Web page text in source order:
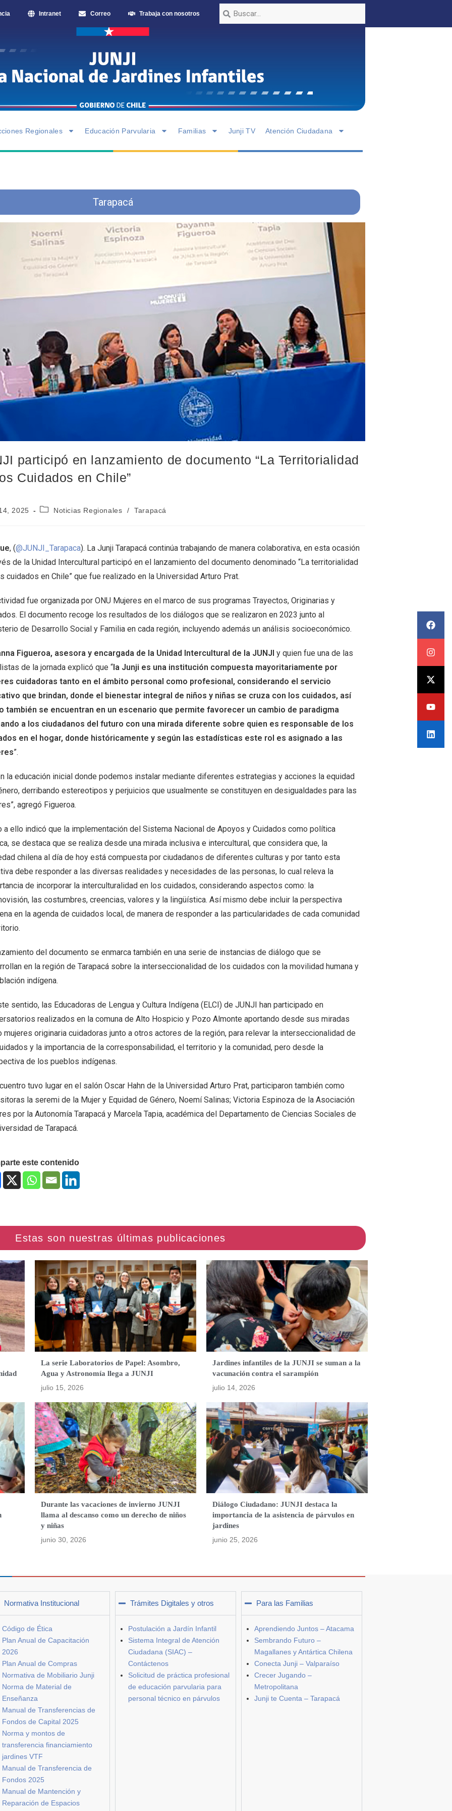
Intranet Correo Trabaja con nosotros
Regionales Educación Parvularia Familias Junji TV Atención Ciudadana
Tarapacá
participó en lanzamiento de documento “La Territorialidad
Cuidados en Chile”
2025 Noticias Regionales / Tarapacá
, (@JUNJI_Tarapaca). La Junji Tarapacá continúa trabajando de manera colaborativa, en esta ocasión
de la Unidad Intercultural participó en el lanzamiento del documento denominado “La territorialidad
cuidados en Chile” que fue realizado en la Universidad Arturo Prat.
fue organizada por ONU Mujeres en el marco de sus programas Trayectos, Originarias y
El documento recoge los resultados de los diálogos que se realizaron en 2023 junto al
de Desarrollo Social y Familia en cada región, incluyendo además un análisis socioeconómico.
Figueroa, asesora y encargada de la Unidad Intercultural de la JUNJI y quien fue una de las
de la jornada explicó que “ la Junji es una institución compuesta mayoritariamente por
cuidadoras tanto en el ámbito personal como profesional, considerando el servicio
que brindan, donde el bienestar integral de niños y niñas se cruza con los cuidados, así
también se encuentran en un escenario que permite favorecer un cambio de paradigma
a los ciudadanos del futuro con una mirada diferente sobre quien es responsable de los
en el hogar, donde históricamente y según las estadísticas este rol es asignado a las
”.
la educación inicial donde podemos instalar mediante diferentes estrategias y acciones la equidad
derribando estereotipos y perjuicios que usualmente se constituyen en desigualdades para las
agregó Figueroa.
a ello indicó que la implementación del Sistema Nacional de Apoyos y Cuidados como política
se destaca que se realiza desde una mirada inclusiva e intercultural, que considera que, la
chilena al día de hoy está compuesta por ciudadanos de diferentes culturas y por tanto esta
debe responder a las diversas realidades y necesidades de las personas, lo cual releva la
de incorporar la interculturalidad en los cuidados, considerando aspectos como: la
las costumbres, creencias, valores y la lingüística. Así mismo debe incluir la perspectiva
en la agenda de cuidados local, de manera de responder a las particularidades de cada comunidad
del documento se enmarca también en una serie de instancias de diálogo que se
en la región de Tarapacá sobre la interseccionalidad de los cuidados con la movilidad humana y
indígena.
sentido, las Educadoras de Lengua y Cultura Indígena (ELCI) de JUNJI han participado en
realizados en la comuna de Alto Hospicio y Pozo Almonte aportando desde sus miradas
mujeres originaria cuidadoras junto a otros actores de la región, para relevar la interseccionalidad de
y la importancia de la corresponsabilidad, el territorio y la comunidad, pero desde la
de los pueblos indígenas.
tuvo lugar en el salón Oscar Hahn de la Universidad Arturo Prat, participaron también como
la seremi de la Mujer y Equidad de Género, Noemí Salinas; Victoria Espinoza de la Asociación
por la Autonomía Tarapacá y Marcela Tapia, académica del Departamento de Ciencias Sociales de
de Tarapacá.
este contenido
La serie Laboratorios de Papel: Asombro,
Agua y Astronomía llega a JUNJI
julio 15, 2026
Jardines infantiles de la JUNJI se suman a la
vacunación contra el sarampión
julio 14, 2026
Durante las vacaciones de invierno JUNJI
llama al descanso como un derecho de niños
y niñas
junio 30, 2026
Diálogo Ciudadano: JUNJI destaca la
importancia de la asistencia de párvulos en
jardines
junio 25, 2026
Normativa Institucional
Código de Ética
Plan Anual de Capacitación
2026
Plan Anual de Compras
Normativa de Mobiliario Junji
Norma de Material de
Enseñanza
Manual de Transferencias de
Fondos de Capital 2025
Norma y montos de
transferencia financiamiento
jardines VTF
Manual de Transferencia de
Fondos 2025
Manual de Mantención y
Reparación de Espacios
Trámites Digitales y otros
Postulación a Jardín Infantil
Sistema Integral de Atención
Ciudadana (SIAC) –
Contáctenos
Solicitud de práctica profesional
de educación parvularia para
personal técnico en párvulos
Para las Familias
Aprendiendo Juntos – Atacama
Sembrando Futuro –
Magallanes y Antártica Chilena
Conecta Junji – Valparaíso
Crecer Jugando –
Metropolitana
Junji te Cuenta – Tarapacá